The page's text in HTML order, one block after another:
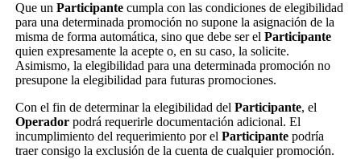
Que un Participantecumpla con las condiciones de elegibilidad
para una determinada promoción no supone la asignación de la
misma de forma automática, sino que debe ser el Participante
quien expresamente la acepte o, en su caso, la solicite.
Asimismo, la elegibilidad para una determinada promoción no
presupone la elegibilidad para futuras promociones.
Con el fin de determinar la elegibilidad del Participante, el
Operadorpodrá requerirle documentación adicional. El
incumplimiento del requerimiento por el Participantepodría
traer consigo la exclusión de la cuenta de cualquier promoción.